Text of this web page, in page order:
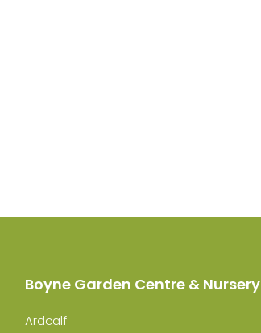
Boyne Garden Centre & Nursery
Ardcalf